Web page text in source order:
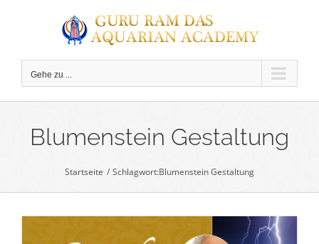
Gehe zu ...
Blumenstein Gestaltung
Startseite Schlagwort:Blumenstein Gestaltung